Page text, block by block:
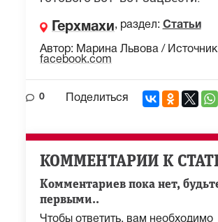
Герхмахи, раздел: Статьи
Автор: Марина Львова /
facebook.com
0 Поделиться
КОММЕНТАРИИ К
Комментариев пока нет,
первыми..
Чтобы ответить, вам необходимо